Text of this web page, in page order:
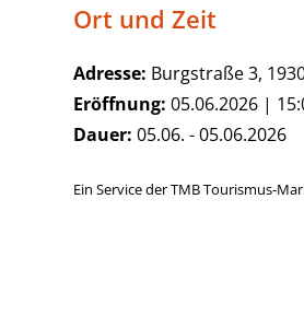
Ort und Zeit
Adresse: Burgstraße 3,
Eröffnung: 05.06.2026 |
Dauer: 05.06. - 05.06.2026
Ein Service der TMB Tourismus-